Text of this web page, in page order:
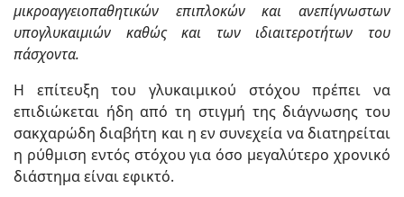
μικροαγγειοπαθητικών επιπλοκών και ανεπίγνωστων
υπογλυκαιμιών καθώς και των ιδιαιτεροτήτων του
πάσχοντα.
Η επίτευξη του γλυκαιμικού στόχου πρέπει να
επιδιώκεται ήδη από τη στιγμή της διάγνωσης του
σακχαρώδη διαβήτη και η εν συνεχεία να διατηρείται
η ρύθμιση εντός στόχου για όσο μεγαλύτερο χρονικό
διάστημα είναι εφικτό.